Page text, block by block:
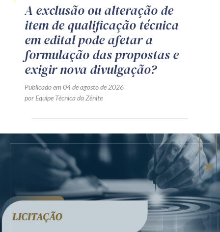
A exclusão ou alteração de
item de qualificação técnica
em edital pode afetar a
formulação das propostas e
exigir nova divulgação?
Publicado em 04 de agosto de 2026
por Equipe Técnica da Zênite